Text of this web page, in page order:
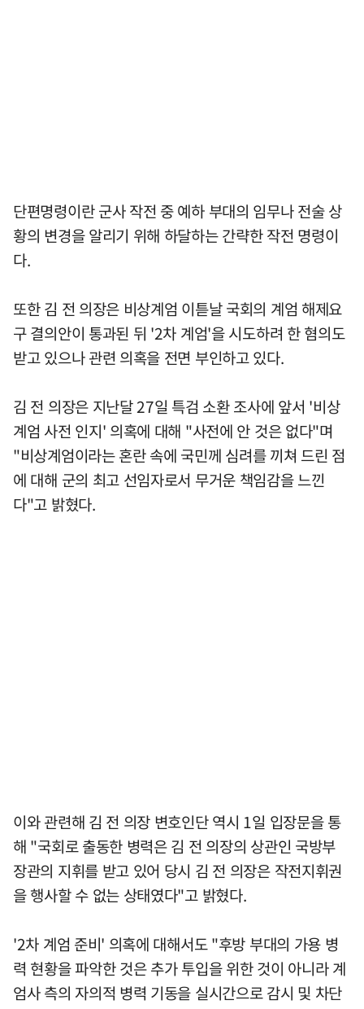
단편명령이란 군사 작전 중 예하 부대의 임무나 전술 상
황의 변경을 알리기 위해 하달하는 간략한 작전 명령이
다.
또한 김 전 의장은 비상계엄 이튿날 국회의 계엄 해제요
구 결의안이 통과된 뒤 '2차 계엄'을 시도하려 한 혐의도
받고 있으나 관련 의혹을 전면 부인하고 있다.
김 전 의장은 지난달 27일 특검 소환 조사에 앞서 '비상
계엄 사전 인지' 의혹에 대해 "사전에 안 것은 없다"며
"비상계엄이라는 혼란 속에 국민께 심려를 끼쳐 드린 점
에 대해 군의 최고 선임자로서 무거운 책임감을 느낀
다"고 밝혔다.
이와 관련해 김 전 의장 변호인단 역시 1일 입장문을 통
해 "국회로 출동한 병력은 김 전 의장의 상관인 국방부
장관의 지휘를 받고 있어 당시 김 전 의장은 작전지휘권
을 행사할 수 없는 상태였다"고 밝혔다.
'2차 계엄 준비' 의혹에 대해서도 "후방 부대의 가용 병
력 현황을 파악한 것은 추가 투입을 위한 것이 아니라 계
엄사 측의 자의적 병력 기동을 실시간으로 감시 및 차단